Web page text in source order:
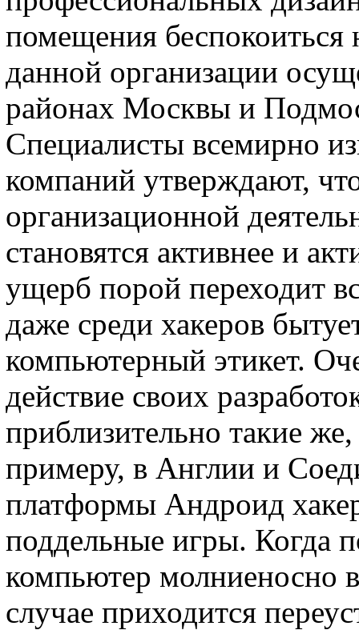
помещения беспокоиться
данной организации
районах Москвы и
Специалисты всемирно
компаний утверждают,
организационной
становятся активнее и
ущерб порой переходит
даже среди хакеров
компьютерный этикет.
действие своих
приблизительно такие
примеру, в Англии и
платформы Андроид
поддельные игры. Когда
компьютер молниеносно
случае приходится